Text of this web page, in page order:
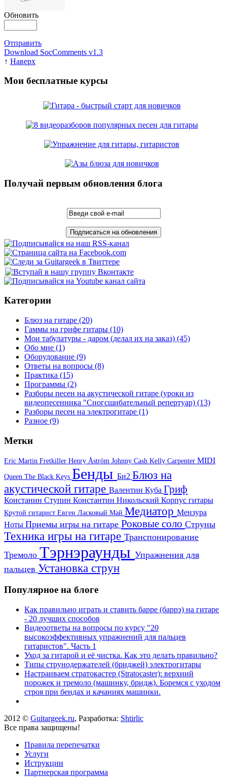
Обновить
Отправить
Download SocComments v1.3
↑ Наверх
Мои бесплатные курсы
Получай первым обновления блога
Категории
Блюз на гитаре (20)
Гаммы на грифе гитары (10)
Мои табулатуры - даром (делал их на заказ) (45)
Обо мне (1)
Оборудование (9)
Ответы на вопросы (8)
Практика (15)
Программы (2)
Разборы песен на акустической гитаре (уроки из
видеопесенника "Сногсшибательный репертуар) (13)
Разборы песен на электрогитаре (1)
Разное (9)
Метки
Eric Martin Fretkiller Henry Åström Johnny Cash Kelly Carpenter MIDI
Queen The Black Keys Бенды Би2 Блюз на
акустической гитаре Валентин Куба Гриф
Констанин Ступин Константин Никольский Корпус гитары
Крутой гитарист Евген Ласковый Май Медиатор Мензура
Ноты Приемы игры на гитаре Роковые соло Струны
Техника игры на гитаре Транспонирование
Тремоло Тэрнэраунды Упражнения для
пальцев Установка струн
Популярное на блоге
Как правильно играть и ставить барре (баррэ) на гитаре
- 20 лучших способов
Видеоответы на вопросы по курсу "20
высокоэффективных упражнений для пальцев
гитаристов". Часть 1
Уход за гитарой и её чистка. Как это делать правильно?
Типы струнодержателей (бриджей) электрогитары
Настраиваем стратокастер (Stratocaster): верхний
порожек и тремоло (машинку, бридж). Боремся с уходом
строя при бендах и качаниях машинки.
2012 © Guitargeek.ru, Разработка: Shtirlic
Все права защищены!
Правила перепечатки
Услуги
Иструкции
Партнерская программа